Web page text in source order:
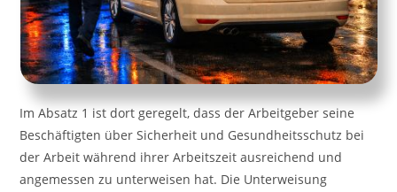
Im Absatz 1 ist dort geregelt, dass der Arbeitgeber seine
Beschäftigten über Sicherheit und Gesundheitsschutz bei
der Arbeit während ihrer Arbeitszeit ausreichend und
angemessen zu unterweisen hat. Die Unterweisung